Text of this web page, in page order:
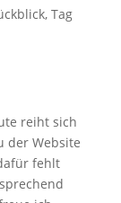
, Tag
reiht sich
der Website
fehlt